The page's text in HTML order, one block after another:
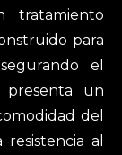
tratamiento
para
el
presenta un
del
al